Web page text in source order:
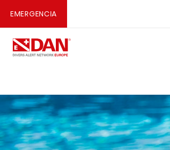
EMERGENCIA